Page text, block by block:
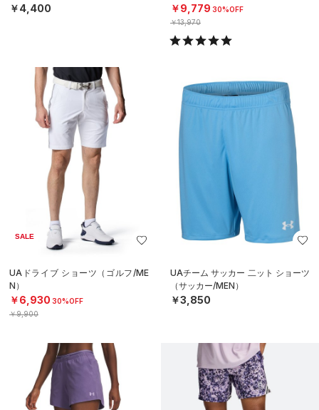
￥4,400 ￥9,779 30%OFF
￥13,970
SALE
UAドライブ ショーツ（ゴルフ/ME
N）
￥6,930 30%OFF
￥9,900
UAチーム サッカー 二ット ショーツ
（サッカー/MEN）
￥3,850